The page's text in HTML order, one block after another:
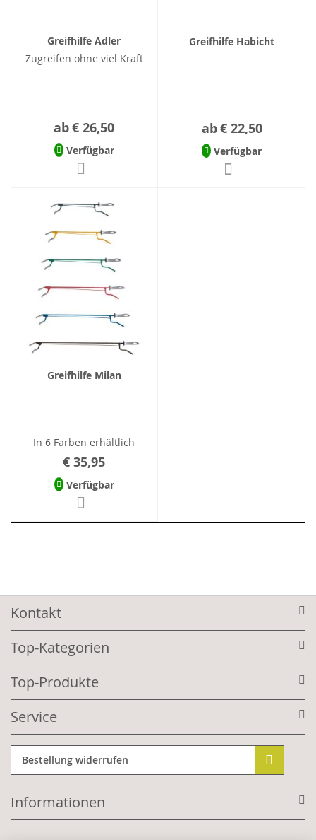
Greifhilfe Adler
Zugreifen ohne viel Kraft
ab€ 26,50
Verfügbar
Greifhilfe Habicht
ab€ 22,50
Verfügbar
Greifhilfe Milan
In 6 Farben erhältlich
€ 35,95
Verfügbar
Kontakt
Top-Kategorien
Top-Produkte
Service
Bestellung widerrufen
Informationen